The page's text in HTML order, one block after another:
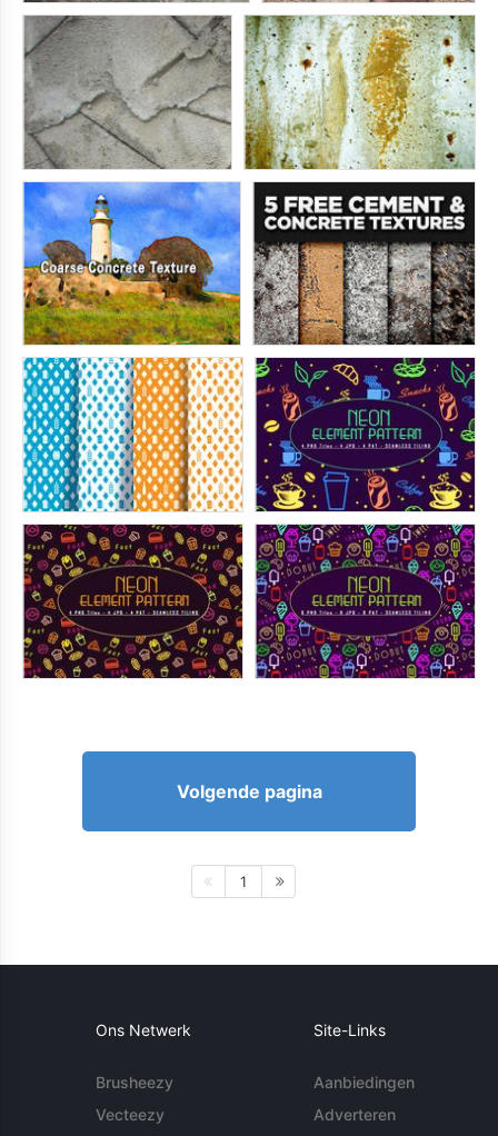
Volgende pagina
1
Ons Netwerk
Brusheezy
Vecteezy
Site-Links
Aanbiedingen
Adverteren